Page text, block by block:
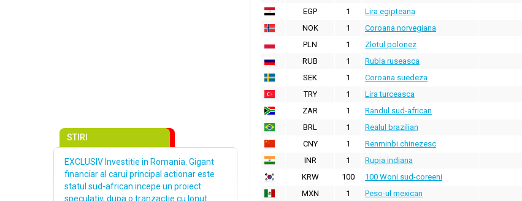
EGP
1 Lira egipteana
NOK
1 Coroana norvegiana
PLN
1 Zlotul polonez
RUB
1 Rubla ruseasca
SEK
1 Coroana suedeza
TRY
1 Lira turceasca
ZAR
1 Randul sud-african
BRL
1 Realul brazilian
CNY
1 Renminbi chinezesc
INR
1 Rupia indiana
KRW
100 100 Woni sud-coreeni
MXN
1 Peso-ul mexican
STIRI
EXCLUSIV Investitie in Romania. Gigant
financiar al carui principal actionar este
statul sud-african incepe un proiect
speculativ, dupa o tranzactie cu Ionut